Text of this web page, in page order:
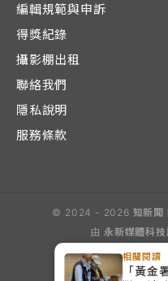
相關閱讀
「黃金
編輯規範與申訴
得獎紀錄
攝影棚出租
聯絡我們
隱私說明
服務條款
© 2024 - 2026 知新聞
由 永新媒體科